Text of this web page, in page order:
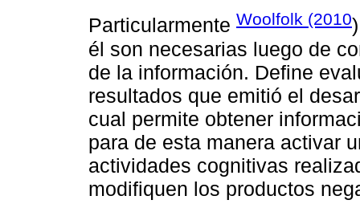
Particularmente Woolfolk (2010
él son necesarias luego de
de la información. Define
resultados que emitió el
cual permite obtener
para de esta manera activar
actividades cognitivas
modifiquen los productos